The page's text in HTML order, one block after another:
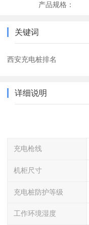
产品规格：
关键词
西安充电桩排名
详细说明
充电枪线
机柜尺寸
充电桩防护等级
工作环境湿度